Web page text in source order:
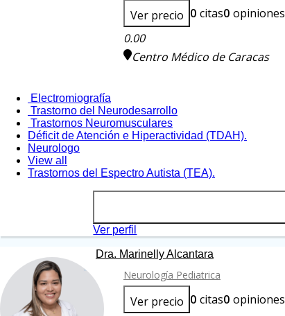
Ver precio 0 citas0 opiniones
0.00
Centro Médico de Caracas
Electromiografía
Trastorno del Neurodesarrollo
Trastornos Neuromusculares
Déficit de Atención e Hiperactividad (TDAH).
Neurologo
View all
Trastornos del Espectro Autista (TEA).
Ver perfil
Dra. Marinelly Alcantara
Neurología Pediatrica
Ver precio 0 citas0 opiniones